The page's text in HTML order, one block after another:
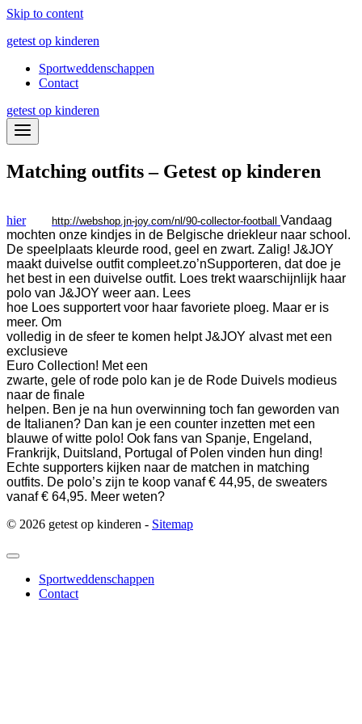
Skip to content
getest op kinderen
Sportweddenschappen
Contact
getest op kinderen
Matching outfits – Getest op kinderen
hier http://webshop.jn-joy.com/nl/90-collector-football Vandaag
mochten onze kindjes in de Belgische driekleur naar school.
De speelplaats kleurde rood, geel en zwart. Zalig! J&JOY
maakt duivelse outfit compleet.zo’nSupporteren, dat doe je
het best in een duivelse outfit. Loes trekt waarschijnlijk haar
polo van J&JOY weer aan. Lees
hoe Loes supportert voor haar favoriete ploeg. Maar er is
meer. Om
volledig in de sfeer te komen helpt J&JOY alvast met een
exclusieve
Euro Collection! Met een
zwarte, gele of rode polo kan je de Rode Duivels modieus
naar de finale
helpen. Ben je na hun overwinning toch fan geworden van
de Italianen? Dan kan je een counter inzetten met een
blauwe of witte polo! Ook fans van Spanje, Engeland,
Frankrijk, Duitsland, Portugal of Polen vinden hun ding!
Echte supporters kijken naar de matchen in matching
outfits. De polo’s zijn te koop vanaf € 44,95, de sweaters
vanaf € 64,95. Meer weten?
© 2026 getest op kinderen - Sitemap
Sportweddenschappen
Contact